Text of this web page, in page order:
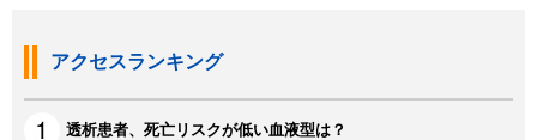
アクセスランキング
透析患者、死亡リスクが低い血液型は？